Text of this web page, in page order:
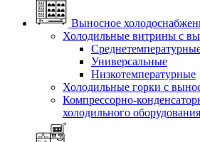
Выносное
Холодильные витрины с
Универсальные
Низкотемпературные
Холодильные горки с
Компрессорно-
холодильного оборудования